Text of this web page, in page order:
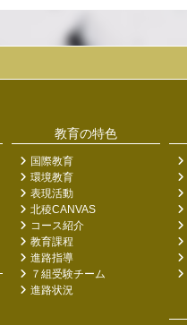
教育の特色
国際教育
環境教育
表現活動
北稜CANVAS
コース紹介
教育課程
進路指導
７組受験チーム
進路状況